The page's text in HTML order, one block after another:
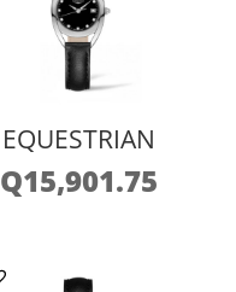
EQUESTRIAN
Q15,901.75